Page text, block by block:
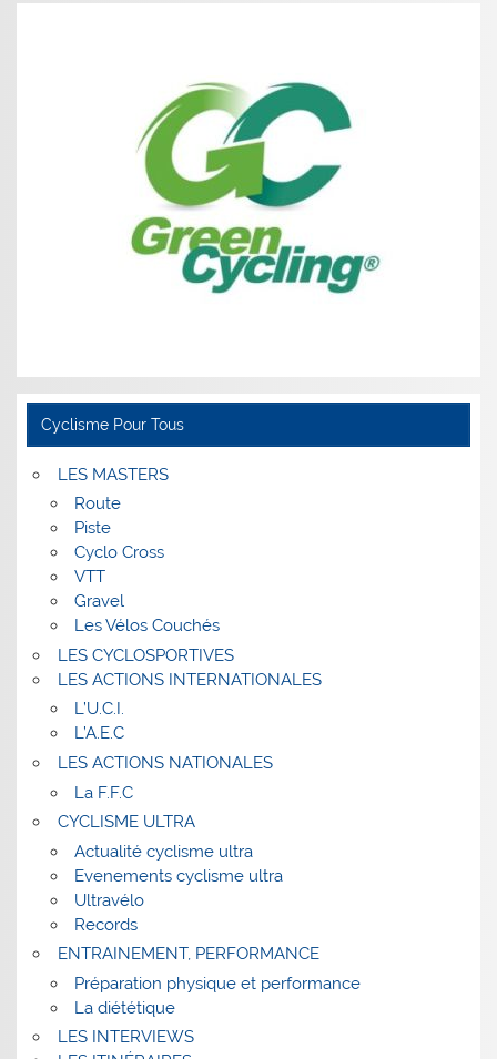
Cyclisme Pour Tous
LES MASTERS
Route
Piste
Cyclo Cross
VTT
Gravel
Les Vélos Couchés
LES CYCLOSPORTIVES
LES ACTIONS INTERNATIONALES
L’U.C.I.
L’A.E.C
LES ACTIONS NATIONALES
La F.F.C
CYCLISME ULTRA
Actualité cyclisme ultra
Evenements cyclisme ultra
Ultravélo
Records
ENTRAINEMENT, PERFORMANCE
Préparation physique et performance
La diététique
LES INTERVIEWS